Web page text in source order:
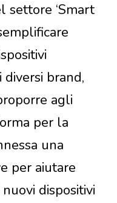
settore ‘Smart
brand,
agli
per la
una
per aiutare
dispositivi